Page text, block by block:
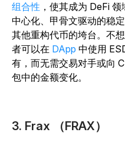
组合性 ，使其成为 DeFi
中心化、甲骨文驱动的稳
其他重构代币的垮台。不
者可以在 DApp 中使用
有，而无需交易对手或向
包中的金额变化。
3. Frax （FRAX）